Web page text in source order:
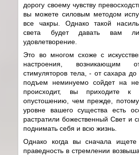
дорогу своему чувству
вы можете силовым методом
все чакры. Однако такой
света будет давать вам
удовлетворение.
Это во многом схоже с
настроения, возникающим
стимуляторов тела, - от сахара до
подъем неминуемо сойдет на
происходит, вы приходите
опустошению, чем прежде,
уровне вашего существа есть
растратили божественный Свет и
поднимать себя и всю жизнь.
Однако когда вы сначала
праведность в стремлении